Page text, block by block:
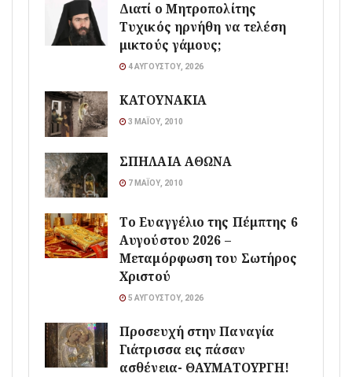
Διατί ο Μητροπολίτης
Τυχικός ηρνήθη να τελέση
μικτούς γάμους;
4 ΑΥΓΟΎΣΤΟΥ, 2026
ΚΑΤΟΥΝΑΚΙΑ
3 ΜΑΪ́ΟΥ, 2010
ΣΠΗΛΑΙΑ ΑΘΩΝΑ
7 ΜΑΪ́ΟΥ, 2010
Το Ευαγγέλιο της Πέμπτης 6
Αυγούστου 2026 –
Μεταμόρφωση του Σωτήρος
Χριστού
5 ΑΥΓΟΎΣΤΟΥ, 2026
Προσευχή στην Παναγία
Γιάτρισσα εις πάσαν
ασθένεια- ΘΑΥΜΑΤΟΥΡΓΗ!